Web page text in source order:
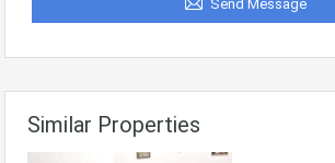
Send Message
Similar Properties